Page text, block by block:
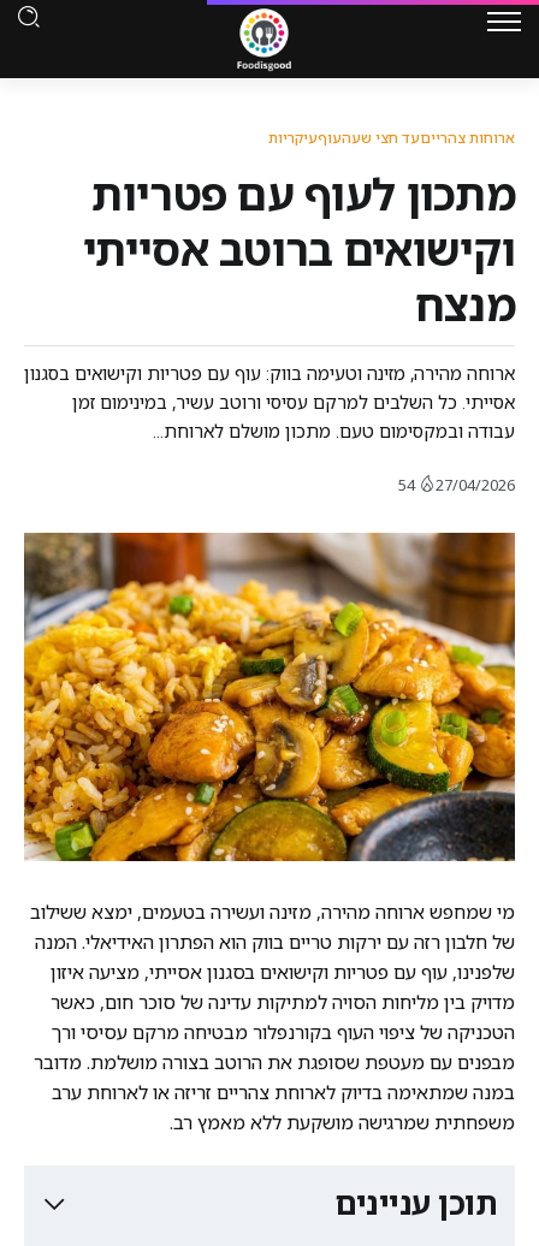
ארוחות צהרייםעד חצי שעהעוףעיקריות
מתכון לעוף עם פטריות
וקישואים ברוטב אסייתי
מנצח
ארוחה מהירה, מזינה וטעימה בווק: עוף עם פטריות וקישואים בסגנון
אסייתי. כל השלבים למרקם עסיסי ורוטב עשיר, במינימום זמן
עבודה ובמקסימום טעם. מתכון מושלם לארוחת...
27/04/2026
54
מי שמחפש ארוחה מהירה, מזינה ועשירה בטעמים, ימצא ששילוב
של חלבון רזה עם ירקות טריים בווק הוא הפתרון האידיאלי. המנה
שלפנינו, עוף עם פטריות וקישואים בסגנון אסייתי, מציעה איזון
מדויק בין מליחות הסויה למתיקות עדינה של סוכר חום, כאשר
הטכניקה של ציפוי העוף בקורנפלור מבטיחה מרקם עסיסי ורך
מבפנים עם מעטפת שסופגת את הרוטב בצורה מושלמת. מדובר
במנה שמתאימה בדיוק לארוחת צהריים זריזה או לארוחת ערב
משפחתית שמרגישה מושקעת ללא מאמץ רב.
תוכן עניינים